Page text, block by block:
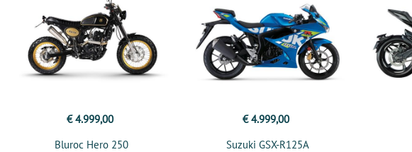
€ 4.999,00
Bluroc Hero 250
€ 4.999,00
Suzuki GSX-R125A